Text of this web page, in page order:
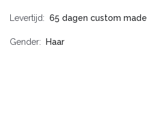
Levertijd 65 dagen custom made
Gender Haar